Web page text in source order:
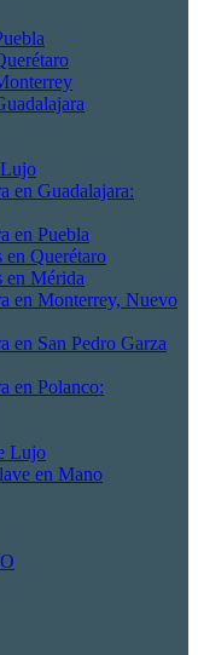
Lujo
en Guadalajara:
en Puebla
en Querétaro
en Mérida
en Monterrey, Nuevo
en San Pedro Garza
en Polanco:
Lujo
en Mano